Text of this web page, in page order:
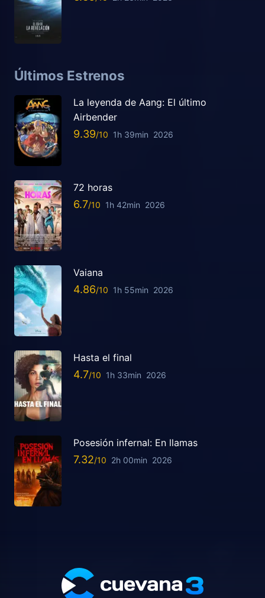
Últimos Estrenos
La leyenda de Aang: El último
Airbender
9.39 1h 39min 2026
72 horas
6.7 1h 42min 2026
Vaiana
4.86 1h 55min 2026
Hasta el final
4.7 1h 33min 2026
Posesión infernal: En llamas
7.32 2h 00min 2026